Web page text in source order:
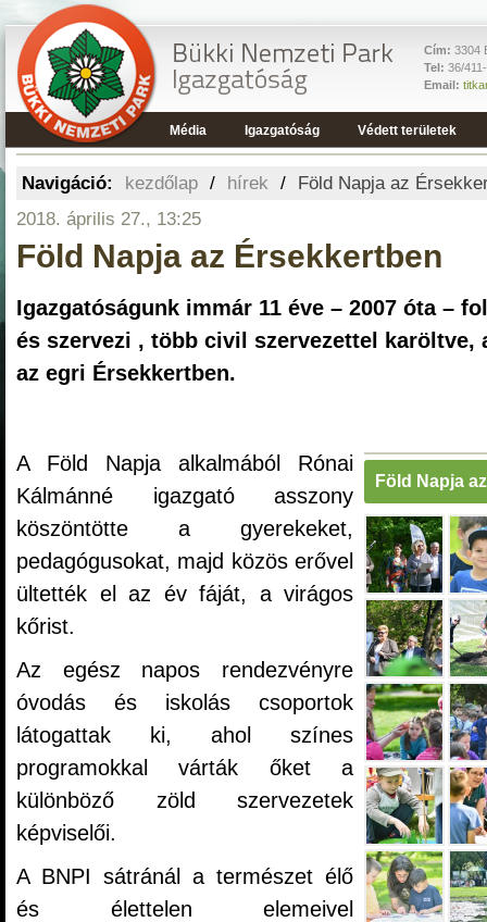
Cím: 3304
Tel: 36/
Email:
Média Igazgatóság Védett területek
Navigáció: kezdőlap / hírek / Föld Napja az
2018. április 27., 13:25
Föld Napja az Érsekkertben
Igazgatóságunk immár 11 éve – 2007 óta –
és szervezi , több civil szervezettel karöltve,
az egri Érsekkertben.
Föld Napja
A Föld Napja alkalmából Rónai
Kálmánné igazgató asszony
köszöntötte a gyerekeket,
pedagógusokat, majd közös erővel
ültették el az év fáját, a virágos
kőrist.
Az egész napos rendezvényre
óvodás és iskolás csoportok
látogattak ki, ahol színes
programokkal várták őket a
különböző zöld szervezetek
képviselői.
A BNPI sátránál a természet élő
és élettelen elemeivel